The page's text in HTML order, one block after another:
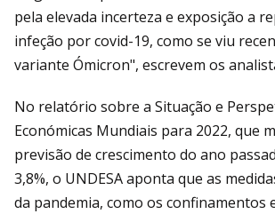
pela elevada incerteza e exposição a
infeção por covid-19, como se viu
variante Ómicron", escrevem os
No relatório sobre a Situação e
Económicas Mundiais para 2022, que
previsão de crescimento do ano
3,8%, o UNDESA aponta que as
da pandemia, como os confinamentos